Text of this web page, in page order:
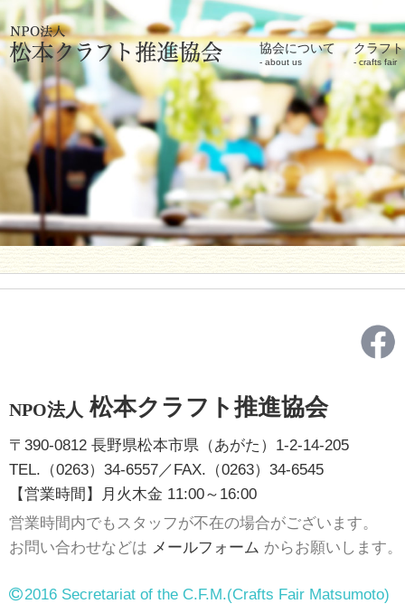
協会について
about us
クラフ
crafts fair
NPO法人 松本クラフト推進協会
〒390-0812 長野県松本市県（あがた）1-2-14-205
TEL.（0263）34-6557／FAX.（0263）34-6545
【営業時間】月火木金 11:00～16:00
営業時間内でもスタッフが不在の場合がございます。
お問い合わせなどは メールフォーム からお願いします。
2016 Secretariat of the C.F.M.(Crafts Fair Matsumoto)